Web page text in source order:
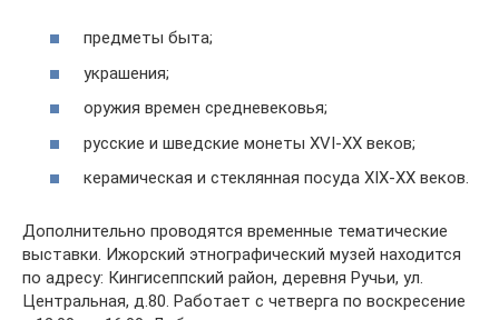
предметы быта;
украшения;
оружия времен средневековья;
русские и шведские монеты XVI-XX веков;
керамическая и стеклянная посуда XIX-XX веков.
Дополнительно проводятся временные тематические
выставки. Ижорский этнографический музей находится
по адресу: Кингисеппский район, деревня Ручьи, ул.
Центральная, д.80. Работает с четверга по воскресение